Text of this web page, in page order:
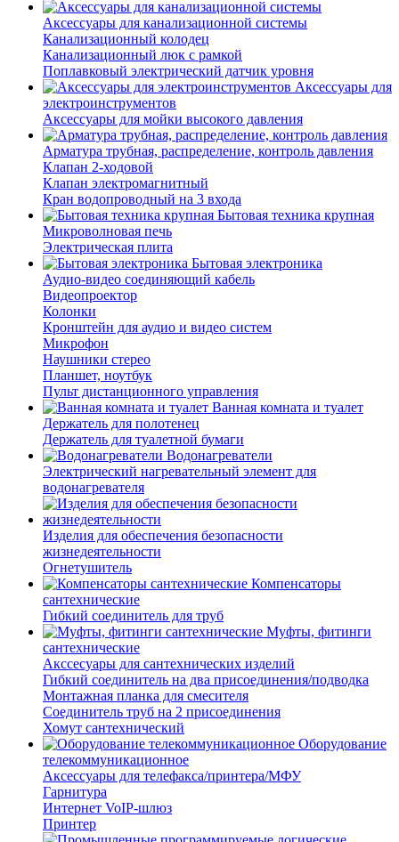
Аксессуары для канализационной системы
Канализационный колодец
Канализационный люк с рамкой
Поплавковый электрический датчик уровня
Аксессуары для
электроинструментов
Аксессуары для мойки высокого давления
Арматура трубная, распределение, контроль давления
Клапан 2-ходовой
Клапан электромагнитный
Кран водопроводный на 3 входа
Бытовая техника крупная
Микроволновая печь
Электрическая плита
Бытовая электроника
Аудио-видео соединяющий кабель
Видеопроектор
Колонки
Кронштейн для аудио и видео систем
Микрофон
Наушники стерео
Планшет, ноутбук
Пульт дистанционного управления
Ванная комната и туалет
Держатель для полотенец
Держатель для туалетной бумаги
Водонагреватели
Электрический нагревательный элемент для
водонагревателя
Изделия для обеспечения безопасности
жизнедеятельности
Огнетушитель
Компенсаторы
сантехнические
Гибкий соединитель для труб
Муфты, фитинги
сантехнические
Акссесуары для сантехнических изделий
Гибкий соединитель на два присоединения/подводка
Монтажная планка для смесителя
Соединитель труб на 2 присоединения
Хомут сантехнический
Оборудование
телекоммуникационное
Аксессуары для телефакса/принтера/МФУ
Гарнитура
Интернет VoIP-шлюз
Принтер